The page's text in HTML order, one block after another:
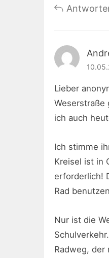
Lieber
Weserstraße
ich auch
Ich stimme
Kreisel ist in
erforderlich!
Rad
Nur ist die
Radweg,